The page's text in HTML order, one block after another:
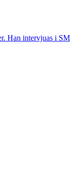
Han intervjuas i